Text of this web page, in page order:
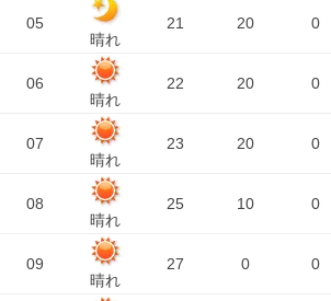
05
晴れ
21 20 0
06
晴れ
22 20 0
07
晴れ
23 20 0
08
晴れ
25 10 0
09
晴れ
27 0 0